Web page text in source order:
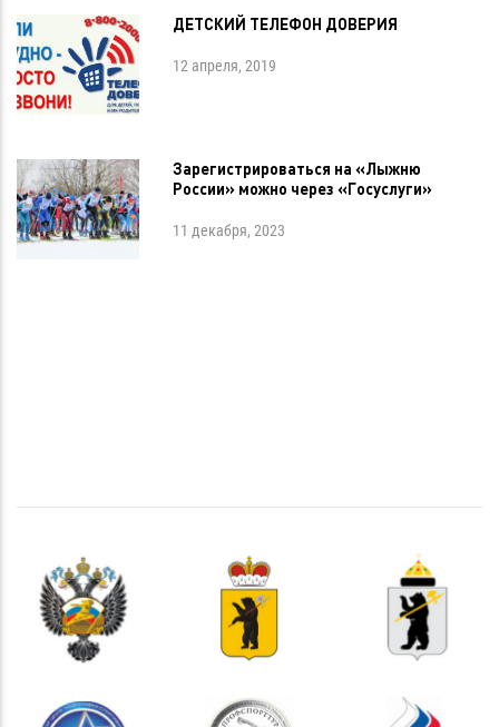
ДЕТСКИЙ ТЕЛЕФОН ДОВЕРИЯ
12 апреля, 2019
Зарегистрироваться на «Лыжню
России» можно через «Госуслуги»
11 декабря, 2023